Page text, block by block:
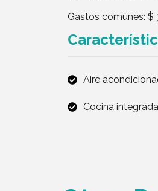
Gastos comunes: $
Aire
Cocina integrada